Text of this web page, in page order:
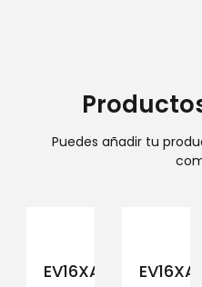
Puedes añadir tu
EV16XAM194